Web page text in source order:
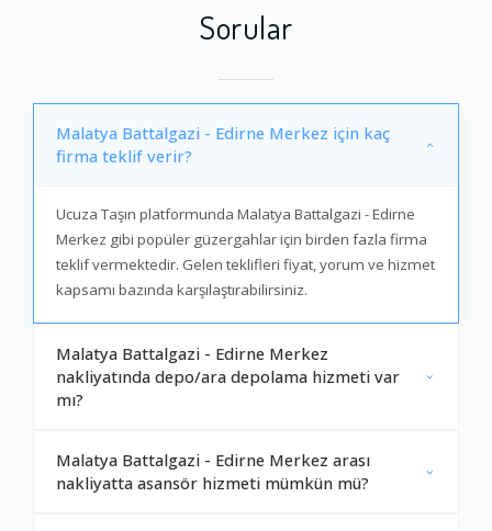
Sorular
Malatya Battalgazi - Edirne Merkez için kaç
firma teklif verir?
Ucuza Taşın platformunda Malatya Battalgazi - Edirne
Merkez gibi popüler güzergahlar için birden fazla firma
teklif vermektedir. Gelen teklifleri fiyat, yorum ve hizmet
kapsamı bazında karşılaştırabilirsiniz.
Malatya Battalgazi - Edirne Merkez
nakliyatında depo/ara depolama hizmeti var
mı?
Malatya Battalgazi - Edirne Merkez arası
nakliyatta asansör hizmeti mümkün mü?